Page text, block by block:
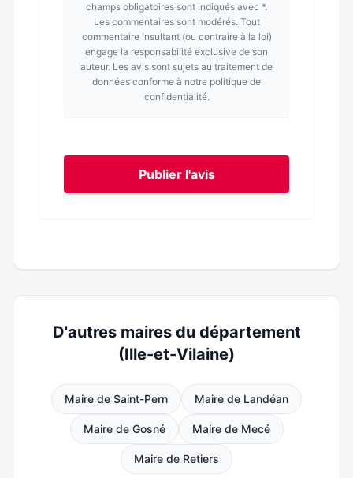
champs obligatoires sont indiqués avec *.
Les commentaires sont modérés. Tout
commentaire insultant (ou contraire à la loi)
engage la responsabilité exclusive de son
auteur. Les avis sont sujets au traitement de
données conforme à notre politique de
confidentialité.
Publier l'avis
D'autres maires du département
(Ille-et-Vilaine)
Maire de Saint-Pern Maire de Landéan
Maire de Gosné Maire de Mecé
Maire de Retiers